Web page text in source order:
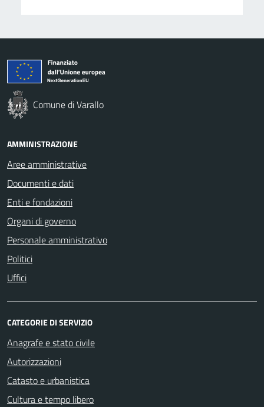
Comune di Varallo
AMMINISTRAZIONE
Aree amministrative
Documenti e dati
Enti e fondazioni
Organi di governo
Personale amministrativo
Politici
Uffici
CATEGORIE DI SERVIZIO
Anagrafe e stato civile
Autorizzazioni
Catasto e urbanistica
Cultura e tempo libero